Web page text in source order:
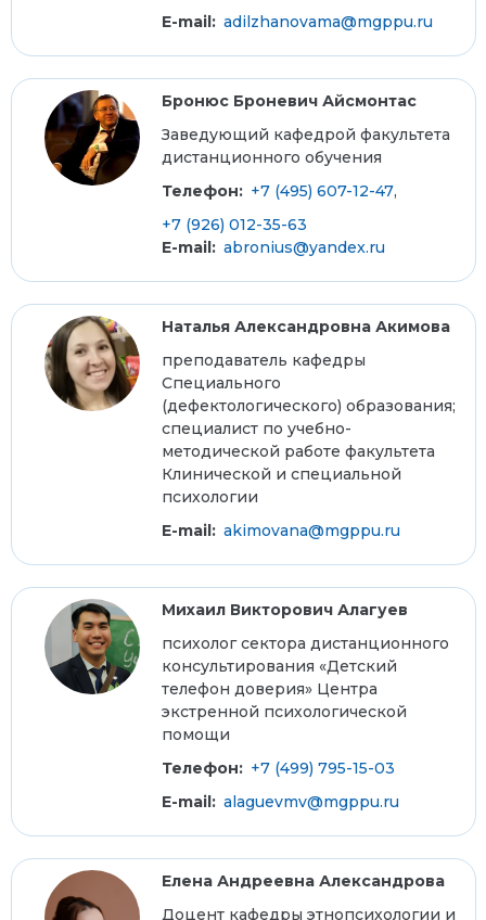
E-mail: adilzhanovama@mgppu.ru
Бронюс Броневич Айсмонтас
Заведующий кафедрой факультета
дистанционного обучения
Телефон: +7 (495) 607-12-47,
+7 (926) 012-35-63
E-mail: abronius@yandex.ru
Наталья Александровна Акимова
преподаватель кафедры
Специального
(дефектологического) образования;
специалист по учебно-
методической работе факультета
Клинической и специальной
психологии
E-mail: akimovana@mgppu.ru
Михаил Викторович Алагуев
психолог сектора дистанционного
консультирования «Детский
телефон доверия» Центра
экстренной психологической
помощи
Телефон: +7 (499) 795-15-03
E-mail: alaguevmv@mgppu.ru
Елена Андреевна Александрова
Доцент кафедры этнопсихологии и